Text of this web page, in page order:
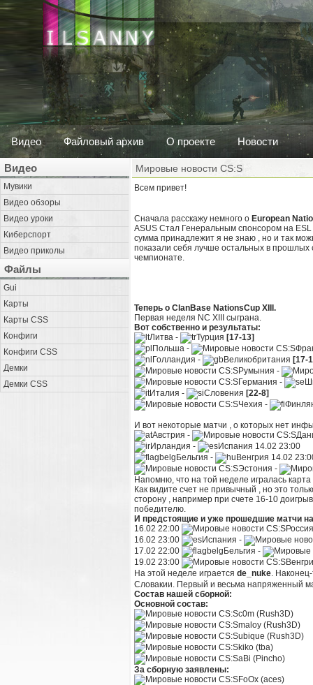
Видео Файловый архив О проекте Новости
Видео
Мувики
Видео обзоры
Видео уроки
Киберспорт
Видео приколы
Файлы
Gui
Карты
Карты CSS
Конфиги
Конфиги CSS
Демки
Демки CSS
Мировые новости CS:S
Всем привет!
Сначала расскажу немного о European
ASUS Стал Генеральным спонсором на ESL
сумма принадлежит я не знаю , но и так
показали себя лучше остальных в прошлых
чемпионате.
Теперь о ClanBase NationsCup XIII.
Первая неделя NC XIII сыграна.
Вот собственно и результаты:
Литва -
Турция [17-13]
Польша -
Голландия -
Великобритания [17-
Румыния -
Германия -
Италия -
Словения [22-8]
Чехия -
И вот некоторые матчи , о которых нет
Австрия -
Ирландия -
Испания 14.02 23:00
Бельгия -
Венгрия 14.02
Эстония -
Напомню, что на той неделе игралась
Как видите счет не привычный , но это
сторону , например при счете 16-10
победителю.
И предстоящие и уже прошедшие матчи
16.02 22:00
16.02 23:00
Испания -
17.02 22:00
Бельгия -
19.02 23:00
На этой неделе играется de_nuke.
Словакии. Первый и весьма напряженный
Состав нашей сборной:
Основной состав:
c0m (Rush3D)
maloy (Rush3D)
ubique (Rush3D)
kiko (tba)
aBi (Pincho)
За сборную заявлены:
FoOx (aces)